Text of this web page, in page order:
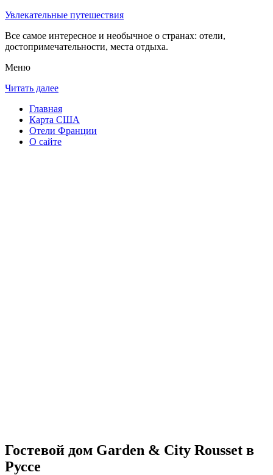
Увлекательные путешествия
Все самое интересное и необычное о странах: отели,
достопримечательности, места отдыха.
Меню
Читать далее
Главная
Карта США
Отели Франции
О сайте
Гостевой дом Garden & City Rousset в
Руссе